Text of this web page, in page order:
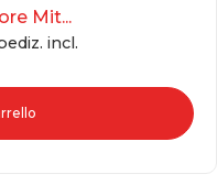
Mit...
incl.